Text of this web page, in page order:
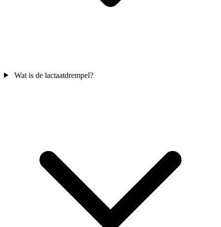
Wat is de lactaatdrempel?